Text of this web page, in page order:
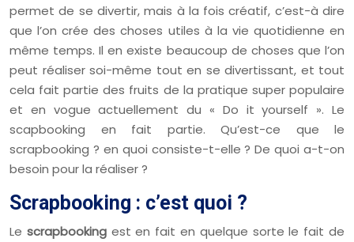
permet de se divertir, mais à la fois créatif, c’est-à dire
que l’on crée des choses utiles à la vie quotidienne en
même temps. Il en existe beaucoup de choses que l’on
peut réaliser soi-même tout en se divertissant, et tout
cela fait partie des fruits de la pratique super populaire
et en vogue actuellement du « Do it yourself ». Le
scapbooking en fait partie. Qu’est-ce que le
scrapbooking ? en quoi consiste-t-elle ? De quoi a-t-on
besoin pour la réaliser ?
Scrapbooking : c’est quoi ?
Le scrapbookingest en fait en quelque sorte le fait de